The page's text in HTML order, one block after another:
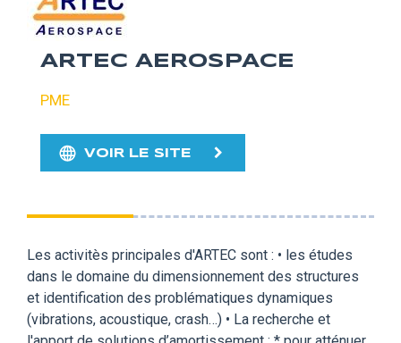
ARTEC AEROSPACE
PME
VOIR LE SITE
Les activitès principales d'ARTEC sont : • les études
dans le domaine du dimensionnement des structures
et identification des problématiques dynamiques
(vibrations, acoustique, crash…) • La recherche et